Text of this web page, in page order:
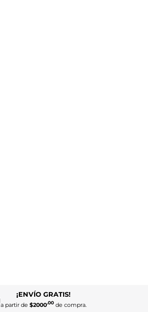
¡ENVÍO GRATIS!
a partir de $2000.00de compra.